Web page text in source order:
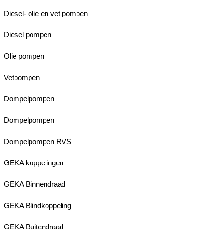
Diesel- olie en vet pompen
Diesel pompen
Olie pompen
Vetpompen
Dompelpompen
Dompelpompen
Dompelpompen RVS
GEKA koppelingen
GEKA Binnendraad
GEKA Blindkoppeling
GEKA Buitendraad